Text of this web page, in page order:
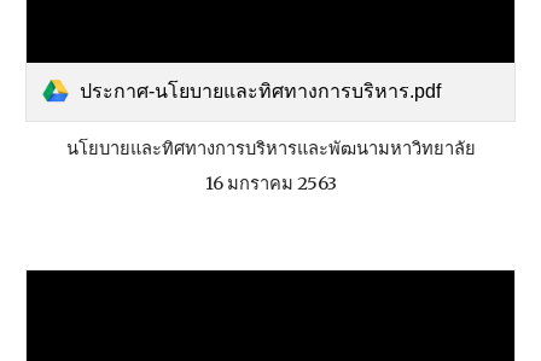
ประกาศ-นโยบายและทิศทางการบริหาร.pdf
นโยบายและทิศทางการบริหารและพัฒนามหาวิทยาลัย
16 มกราคม 2563